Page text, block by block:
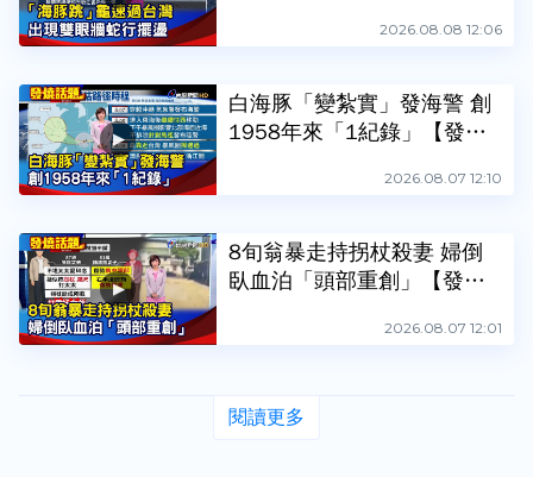
2026.08.08 12:06
白海豚「變紮實」發海警 創
1958年來「1紀錄」【發燒
2026.08.07 12:10
8旬翁暴走持拐杖殺妻 婦倒
臥血泊「頭部重創」【發燒
2026.08.07 12:01
閱讀更多